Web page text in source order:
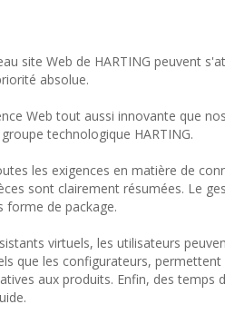
site Web de HARTING peuvent
absolue.
Web tout aussi innovante que
technologique HARTING.
les exigences en matière de
sont clairement résumées. Le
forme de package.
virtuels, les utilisateurs
que les configurateurs,
aux produits. Enfin, des temps